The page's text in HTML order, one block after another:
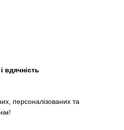
вдячність
персоналізованих та